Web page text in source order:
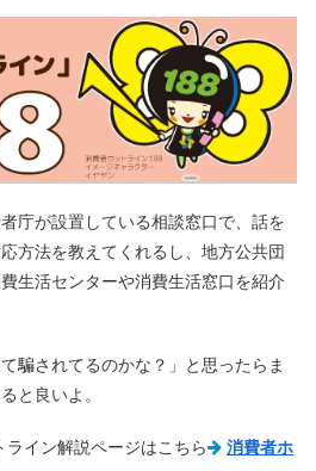
庁が設置している相談窓口で、話を
方法を教えてくれるし、地方公共団
生活センターや消費生活窓口を紹介
騙されてるのかな？」と思ったらま
と良いよ。
イン解説ページはこちら
消費者ホ